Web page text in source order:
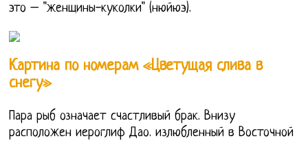
это – "женщины-куколки" (нюйюэ).
Картина по номерам «Цветущая слива в
снегу»
Пара рыб означает счастливый брак. Внизу
расположен иероглиф Дао. излюбленный в Восточной